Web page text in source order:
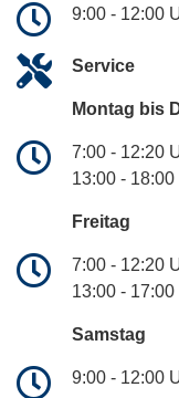
9:00 - 12:00
Service
Montag bis
7:00 - 12:20
13:00 - 18:00
Freitag
7:00 - 12:20
13:00 - 17:00
Samstag
9:00 - 12:00